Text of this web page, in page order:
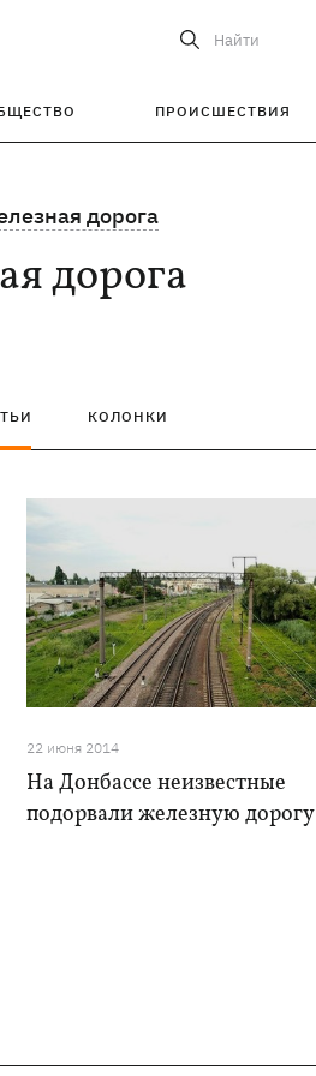
Найти
ПРОИСШЕСТВИЯ
дорога
дорога
КОЛОНКИ
22 июня 2014
На Донбассе неизвестные
подорвали железную дорогу